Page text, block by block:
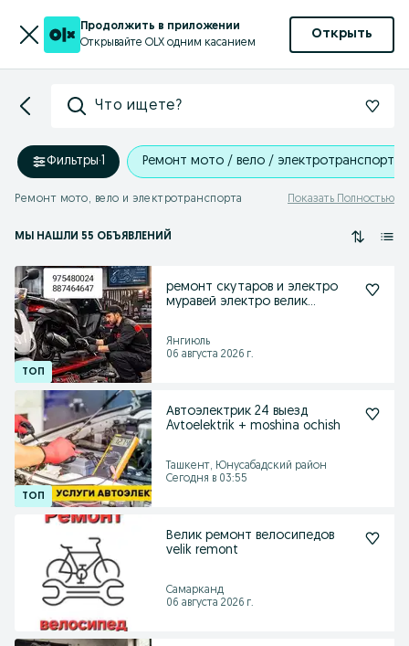
Продолжить в приложении
Открывайте OLX одним касанием
Открыть
Что ищете?
Фильтры·1 Ремонт мото / вело / электротранспорта
Ремонт мото, вело и электротранспорта Показать Полностью
МЫ НАШЛИ 55 ОБЪЯВЛЕНИЙ
ремонт скутаров и электро
муравей электро велик
Янгиюль
06 августа 2026 г.
Автоэлектрик 24 выезд
Avtoelektrik + moshina ochish
Ташкент, Юнусабадский район
Сегодня в 03:55
Велик ремонт велосипедов
velik remont
Самарканд
06 августа 2026 г.